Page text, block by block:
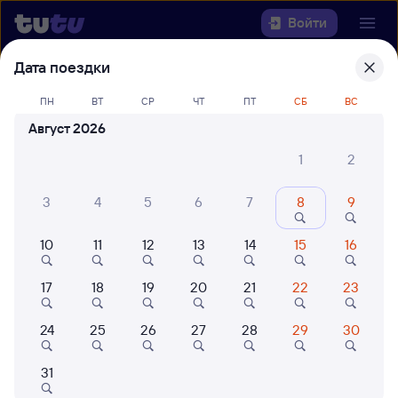
Войти
билеты Магнитогорск Пасс — Ея
Найти поезда
Дата поездки
ПН ВТ СР ЧТ ПТ СБ ВС
Август 2026
1
2
3 4 5 6 7 8 9
10 11 12 13 14 15 16
17 18 19 20 21 22 23
24 25 26 27 28 29 30
31